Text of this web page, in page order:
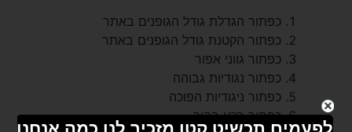
כפתור הגדלת גודל הגופנים באתר
כפתור הקטנת גודל הגופנים באתר
כפתור גווני אפור
כפתור נגודיות גבוהה
כפתור ניגודיות הפוכה
כפתור רקע בהיר